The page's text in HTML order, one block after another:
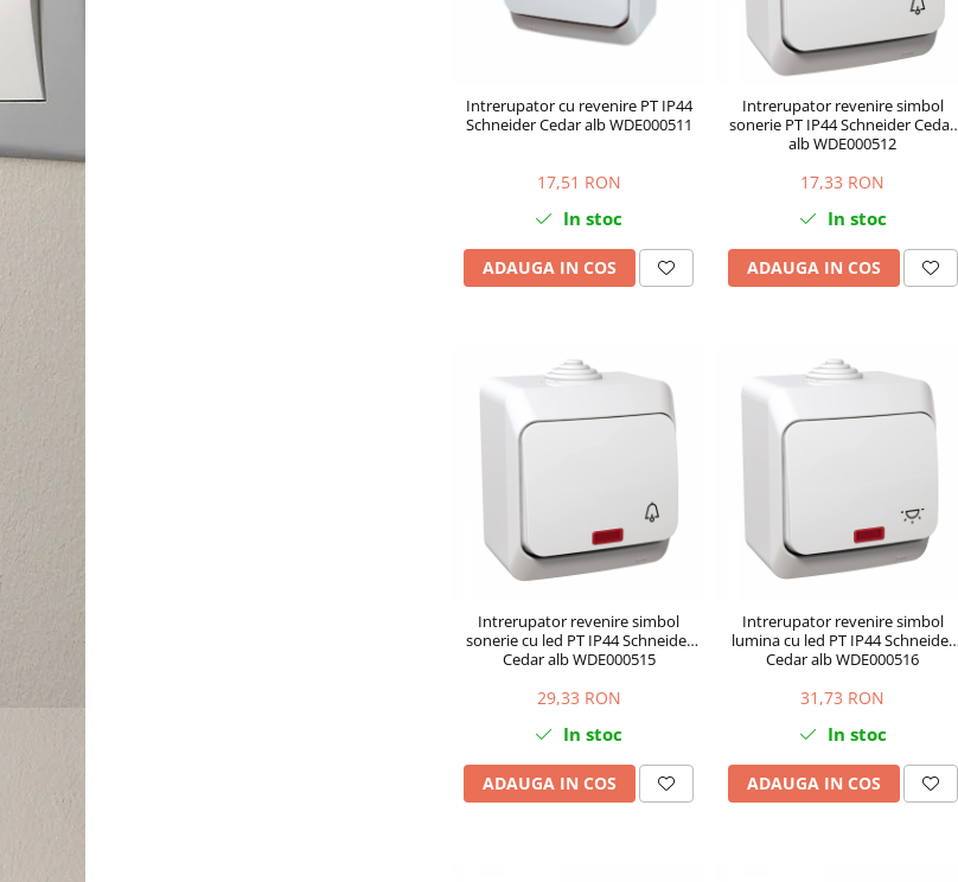
Intrerupator cu revenire PT IP44
Schneider Cedar alb WDE000511
17,51 RON
In stoc
ADAUGA IN COS
Intrerupator revenire simbol
sonerie PT IP44 Schneider Cedar
alb WDE000512
17,33 RON
In stoc
ADAUGA IN COS
Intrerupator revenire simbol
sonerie cu led PT IP44 Schneider
Cedar alb WDE000515
29,33 RON
In stoc
ADAUGA IN COS
Intrerupator revenire simbol
lumina cu led PT IP44 Schneider
Cedar alb WDE000516
31,73 RON
In stoc
ADAUGA IN COS